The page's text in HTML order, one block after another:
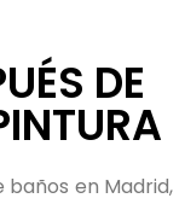
DE
en Madrid,